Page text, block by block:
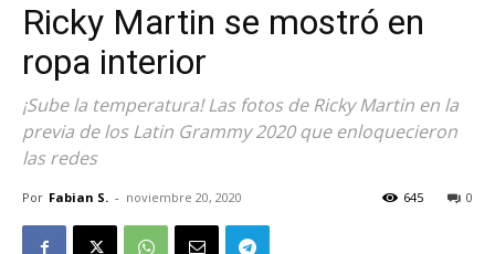
Ricky Martin se mostró en
ropa interior
¡Sube la temperatura! Las fotos de Ricky Martin en la
previa de los Latin Grammy 2020 que enloquecieron
las redes
Por Fabian S. - noviembre 20, 2020 0
645